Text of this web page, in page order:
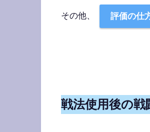
その他、 評価の仕
戦法使用後の戦